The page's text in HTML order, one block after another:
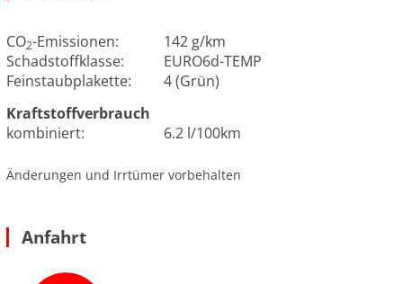
CO2-Emissionen:
142 g/km
Schadstoffklasse:
EURO6d-TEMP
Feinstaubplakette:
4 (Grün)
Kraftstoffverbrauch
kombiniert:
6.2 l/100km
Änderungen und Irrtümer vorbehalten
Anfahrt